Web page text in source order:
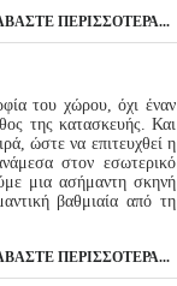
ΠΕΡΙΣΣΌΤΕΡΑ...
του χώρου, όχι έναν
της κατασκευής. Και
ώστε να επιτευχθεί η
στον εσωτερικό
μια ασήμαντη σκηνή
βαθμιαία από τη
ΠΕΡΙΣΣΌΤΕΡΑ...